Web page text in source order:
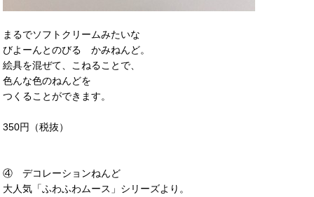
まるでソフトクリームみたいな
びよーんとのびる かみねんど。
絵具を混ぜて、こねることで、
色んな色のねんどを
つくることができます。
350円（税抜）
④ デコレーションねんど
大人気「ふわふわムース」シリーズより。